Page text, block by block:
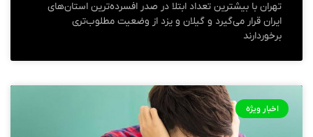
تهران با بیشترین تعداد ابتلا در صدر افسرده‌ترین استان‌های
ایران قرار می‌گیرد و گیلان و یزد از وضعیت مطلوب‌تری
برخوردارند
اخبار ویژه